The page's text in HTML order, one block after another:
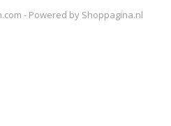
- Powered by Shoppagina.nl